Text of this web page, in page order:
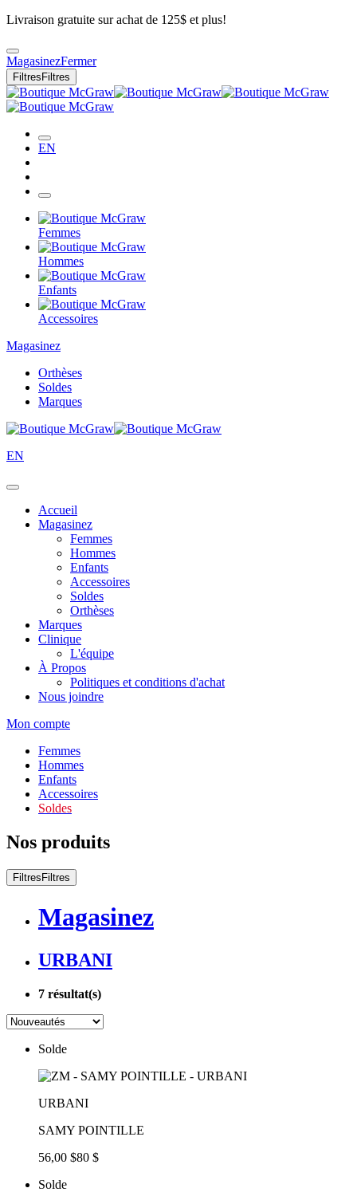
Livraison gratuite sur achat de 125$ et plus!
MagasinezFermer
Filtres Filtres
EN
Femmes
Hommes
Enfants
Accessoires
Magasinez
Orthèses
Soldes
Marques
EN
Accueil
Magasinez
Femmes
Hommes
Enfants
Accessoires
Soldes
Orthèses
Marques
Clinique
L'équipe
À Propos
Politiques et conditions d'achat
Nous joindre
Mon compte
Femmes
Hommes
Enfants
Accessoires
Soldes
Nos produits
Filtres Filtres
Magasinez
URBANI
7 résultat(s)
Solde
URBANI
SAMY POINTILLE
56,00 $80 $
Solde